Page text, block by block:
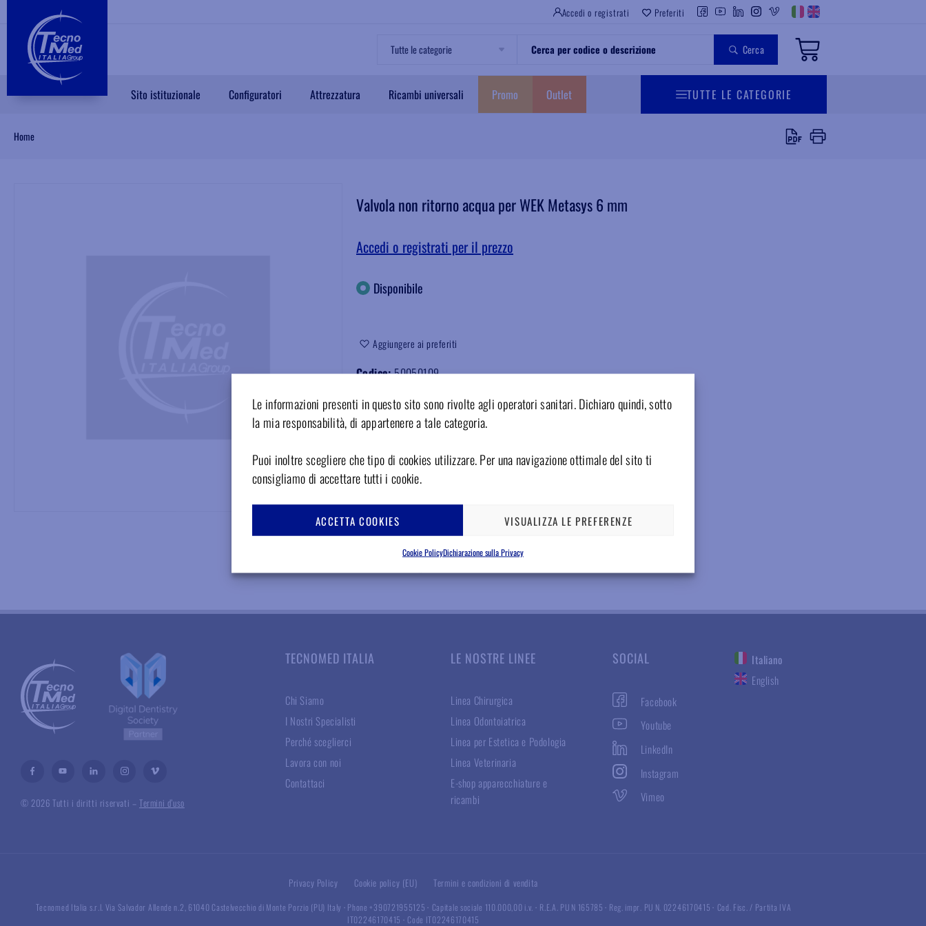
Le informazioni presenti in questo sito sono rivolte agli operatori sanitari. Dichiaro quindi, sotto
la mia responsabilità, di appartenere a tale categoria.
Puoi inoltre scegliere che tipo di cookies utilizzare. Per una navigazione ottimale del sito ti
consigliamo di accettare tutti i cookie.
ACCETTA COOKIES VISUALIZZA LE PREFERENZE
Cookie PolicyDichiarazione sulla Privacy
Accedi o registrati Preferiti
Cerca
Sito istituzionale Configuratori Attrezzatura Ricambi universali Promo Outlet TUTTE LE CATEGORIE
Home
Valvola non ritorno acqua per WEK Metasys 6 mm
Accedi o registrati per il prezzo
Disponibile
Aggiungere ai preferiti
Codice:50050109
© 2026 Tutti i diritti riservati – Termini d’uso
TECNOMED ITALIA
Chi Siamo
I Nostri Specialisti
Perché sceglierci
Lavora con noi
Contattaci
LE NOSTRE LINEE
Linea Chirurgica
Linea Odontoiatrica
Linea per Estetica e Podologia
Linea Veterinaria
E-shop apparecchiature e
ricambi
SOCIAL
Facebook
Youtube
LinkedIn
Instagram
Vimeo
Italiano
English
Privacy Policy Cookie policy (EU) Termini e condizioni di vendita
Tecnomed Italia s.r.l. Via Salvador Allende n.2, 61040 Castelvecchio di Monte Porzio (PU) Italy · Phone +390721955125· Capitale sociale 110.000,00 i.v. · R.E.A. PU N 165785· Reg. impr. PU N. 02246170415· Cod. Fisc. / Partita IVA
IT02246170415 · Code IT02246170415